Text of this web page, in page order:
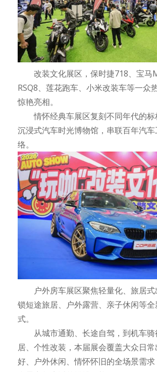
改装文化展区，保时捷718、宝马
RSQ8、莲花跑车、小米改装车等一众
惊艳亮相。
情怀经典车展区复刻不同年代的
沉浸式汽车时光博物馆，串联百年汽
络。
户外房车展区聚焦轻量化、旅居
锁短途旅居、户外露营、亲子休闲等
式。
从城市通勤、长途自驾，到机车
居、个性改装，本届展会覆盖大众日
好、户外休闲、情怀怀旧的全场景需